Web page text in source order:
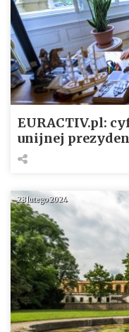
EURACTIV.pl:
unijnej
28 lutego 2024